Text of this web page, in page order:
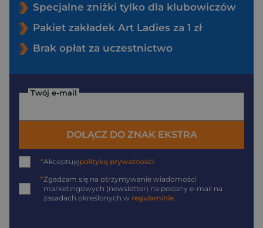
Specjalne zniżki tylko dla klubowiczów
Pakiet zakładek Art Ladies za 1 zł
Brak opłat za uczestnictwo
Twój e-mail
DOŁĄCZ DO ZNAK EKSTRA
*Akceptujępolitykę prywatności
*Zgadzam się na otrzymywanie wiadomości
marketingowych (newsletter) na podany e-mail na
zasadach określonych w regulaminie